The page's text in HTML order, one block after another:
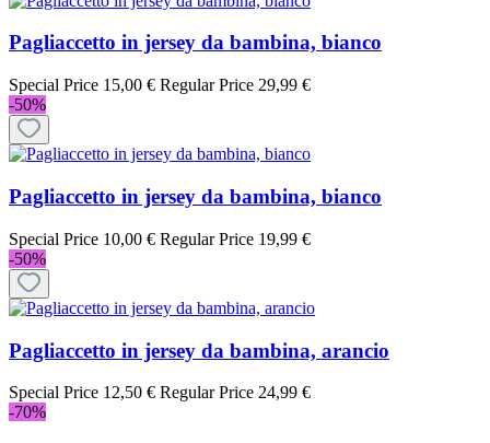
Pagliaccetto in jersey da bambina, bianco
Special Price 15,00 € Regular Price 29,99 €
-50%
Pagliaccetto in jersey da bambina, bianco
Special Price 10,00 € Regular Price 19,99 €
-50%
Pagliaccetto in jersey da bambina, arancio
Special Price 12,50 € Regular Price 24,99 €
-70%